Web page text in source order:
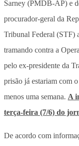
Sarney (PMDB-AP) e
procurador-geral da
Tribunal Federal (STF)
tramando contra a
pelo ex-presidente da
prisão já estariam com
menos uma semana. A
terça-feira (7/6) do
De acordo com